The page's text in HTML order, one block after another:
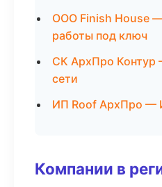
ООО Finish House
работы под ключ
СК АрхПро
сети
ИП Roof АрхПро —
Компании в